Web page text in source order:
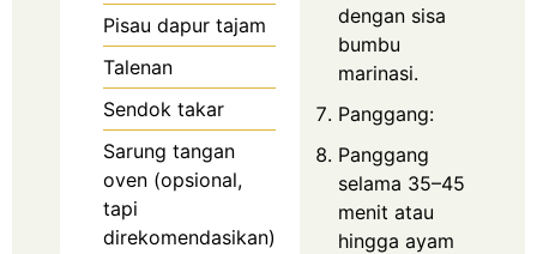
Pisau dapur tajam
Talenan
Sendok takar
Sarung tangan
oven (opsional,
tapi
direkomendasikan)
dengan sisa
bumbu
marinasi.
Panggang:
Panggang
selama 35–45
menit atau
hingga ayam